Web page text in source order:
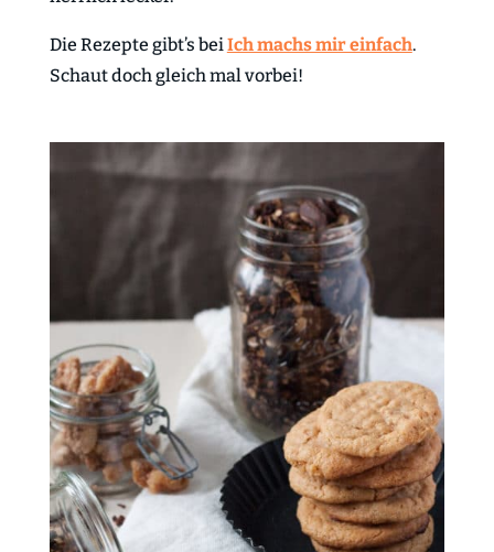
Die Rezepte gibt’s beiIch machs mir einfach.
Schaut doch gleich mal vorbei!